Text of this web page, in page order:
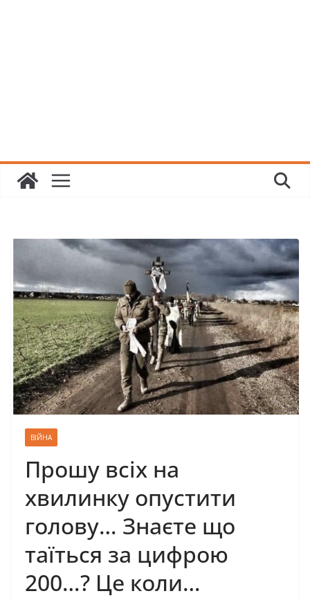
ВІЙНА
Прошу всіх на
хвилинку опустити
голову… Знаєте що
таїться за цифрою
200…? Це коли…